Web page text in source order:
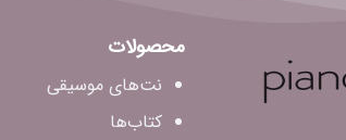
محصولات
نت‌های موسیقی
کتاب‌ها